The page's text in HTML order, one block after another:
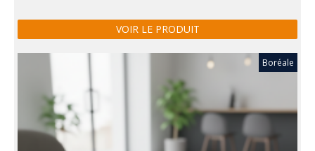
VOIR LE PRODUIT
Boréale